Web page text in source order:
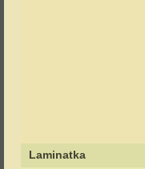
Laminatka